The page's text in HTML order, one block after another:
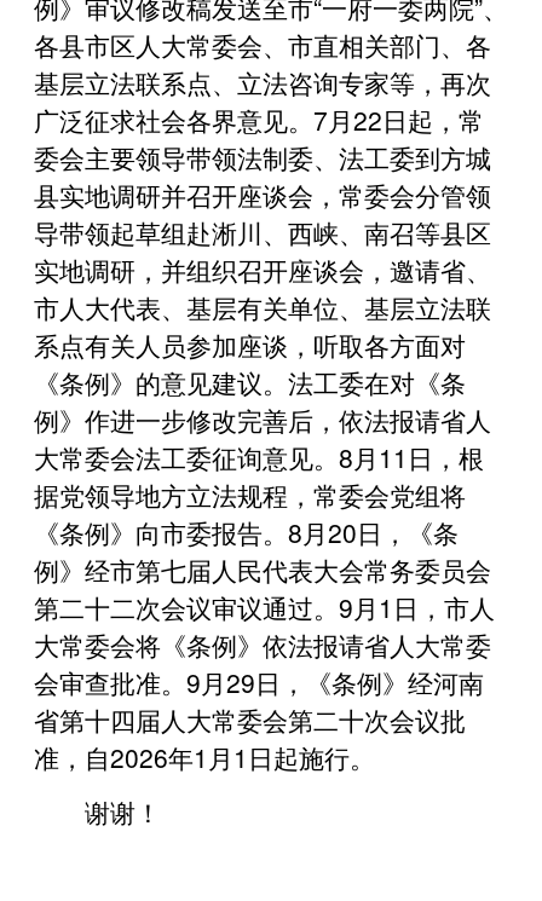
例》审议修改稿发送至市“一府一委两院”、
各县市区人大常委会、市直相关部门、各
基层立法联系点、立法咨询专家等，再次
广泛征求社会各界意见。7月22日起，常
委会主要领导带领法制委、法工委到方城
县实地调研并召开座谈会，常委会分管领
导带领起草组赴淅川、西峡、南召等县区
实地调研，并组织召开座谈会，邀请省、
市人大代表、基层有关单位、基层立法联
系点有关人员参加座谈，听取各方面对
《条例》的意见建议。法工委在对《条
例》作进一步修改完善后，依法报请省人
大常委会法工委征询意见。8月11日，根
据党领导地方立法规程，常委会党组将
《条例》向市委报告。8月20日，《条
例》经市第七届人民代表大会常务委员会
第二十二次会议审议通过。9月1日，市人
大常委会将《条例》依法报请省人大常委
会审查批准。9月29日，《条例》经河南
省第十四届人大常委会第二十次会议批
准，自2026年1月1日起施行。
谢谢！